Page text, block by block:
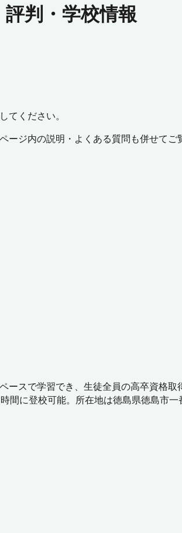
判・学校情報
ください。
ジ内の説明・よくある質問も併せてご
スで学習でき、生徒全員の高卒資格
に登校可能。所在地は徳島県徳島市